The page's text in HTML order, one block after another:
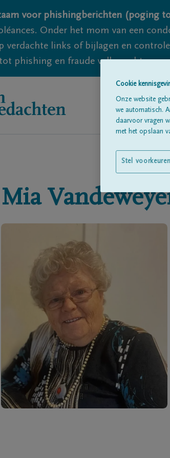
voor phishingberichten (poging
Onder het mom van een
verdachte links of bijlagen en
phishing en fraude vallen echter
Mia
Cookie
Onze website
we automatisch.
daarvoor vragen
met het opslaan
Stel